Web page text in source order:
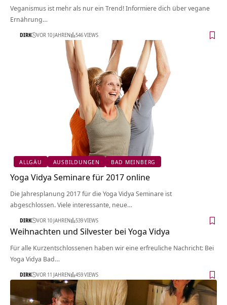
Veganismus ist mehr als nur ein Trend! Informiere dich über vegane
Ernährung…
DIRK VOR 10 JAHREN 546 VIEWS
ALLGÄU AUSBILDUNGEN BAD MEINBERG
Yoga Vidya Seminare für 2017 online
Die Jahresplanung 2017 für die Yoga Vidya Seminare ist
abgeschlossen. Viele interessante, neue…
DIRK VOR 10 JAHREN 539 VIEWS
Weihnachten und Silvester bei Yoga Vidya
Für alle Kurzentschlossenen haben wir eine erfreuliche Nachricht: Bei
Yoga Vidya Bad…
DIRK VOR 11 JAHREN 459 VIEWS